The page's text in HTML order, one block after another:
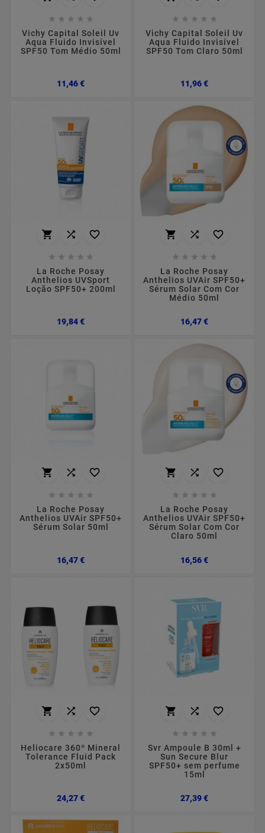
    
Vichy Capital Soleil Uv
Aqua Fluido Invisível
SPF50 Tom Médio 50ml
11,46 €Preço
    
Vichy Capital Soleil Uv
Aqua Fluido Invisível
SPF50 Tom Claro 50ml
11,96 €Preço
  
    
La Roche Posay
Anthelios UVSport
Loção SPF50+ 200ml
19,84 €Preço
  
    
La Roche Posay
Anthelios UVAir SPF50+
Sérum Solar Com Cor
Médio 50ml
16,47 €Preço
  
    
La Roche Posay
Anthelios UVAir SPF50+
Sérum Solar 50ml
16,47 €Preço
  
    
La Roche Posay
Anthelios UVAir SPF50+
Sérum Solar Com Cor
Claro 50ml
16,56 €Preço
  
    
Heliocare 360º Mineral
Tolerance Fluid Pack
2x50ml
24,27 €Preço
  
    
Svr Ampoule B 30ml +
Sun Secure Blur
SPF50+ sem perfume
15ml
27,39 €Preço